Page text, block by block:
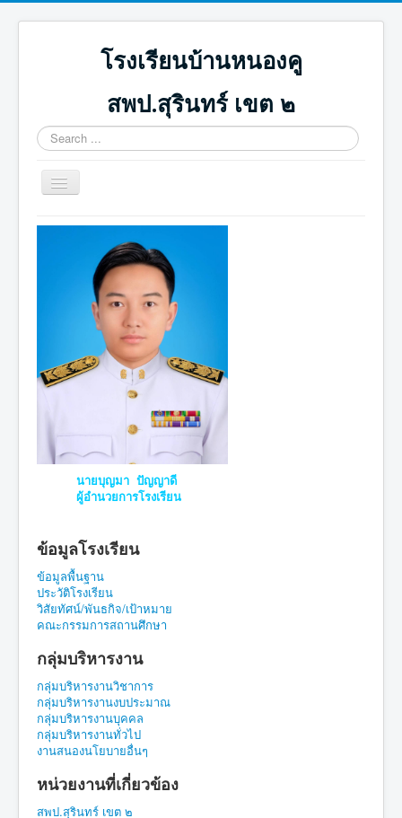
โรงเรียนบ้านหนองคู
สพป.สุรินทร์ เขต ๒
Search
...
Toggle
Navigation
หน้าแรก
ปฏิทินกิจกรรม
ภาพกิจกรรม
ดาวน์โหลด
ติดต่อเรา
นายบุญมา ปัญญาดี
ผู้อำนวยการโรงเรียน
ข้อมูลโรงเรียน
ข้อมูลพื้นฐาน
ประวัติโรงเรียน
วิสัยทัศน์/พันธกิจ/เป้าหมาย
คณะกรรมการสถานศึกษา
กลุ่มบริหารงาน
กลุ่มบริหารงานวิชาการ
กลุ่มบริหารงานงบประมาณ
กลุ่มบริหารงานบุคคล
กลุ่มบริหารงานทั่วไป
งานสนองนโยบายอื่นๆ
หน่วยงานที่เกี่ยวข้อง
สพป.สุรินทร์ เขต ๒